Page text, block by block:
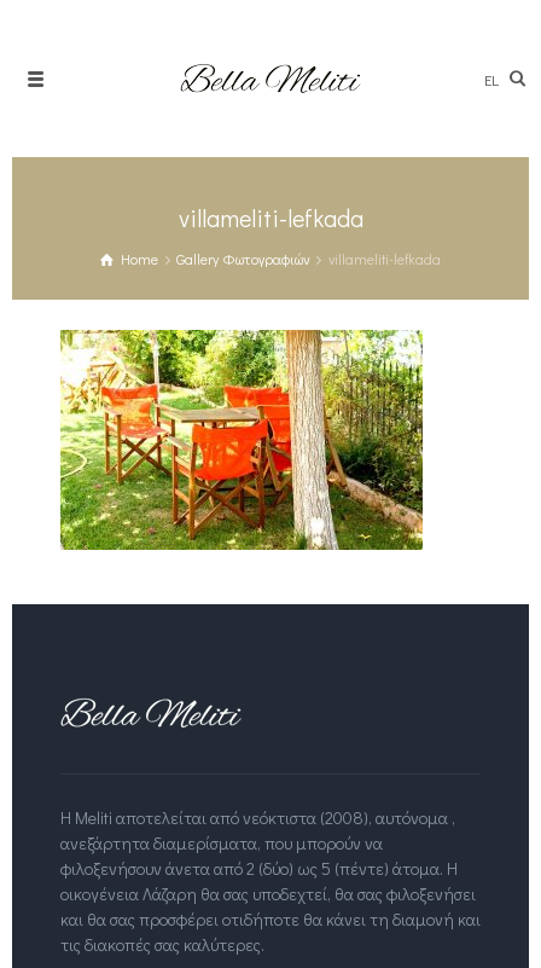
EL
villameliti-lefkada
Home Gallery Φωτογραφιών villameliti-lefkada
Η Meliti αποτελείται από νεόκτιστα (2008), αυτόνομα ,
ανεξάρτητα διαμερίσματα, που μπορούν να
φιλοξενήσουν άνετα από 2 (δύο) ως 5 (πέντε) άτομα. Η
οικογένεια Λάζαρη θα σας υποδεχτεί, θα σας φιλοξενήσει
και θα σας προσφέρει οτιδήποτε θα κάνει τη διαμονή και
τις διακοπές σας καλύτερες.